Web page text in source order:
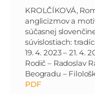
KROLČÍKOVÁ,
anglicizmov a
súčasnej
súvislostiach:
19. 4. 2023 – 21. 4.
Rodič – Radoslav
Beogradu –
PDF